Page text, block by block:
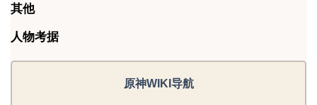
其他
人物考据
原神WIKI导航